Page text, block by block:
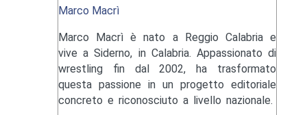
Marco Macrì
Marco Macrì è nato a Reggio Calabria e
vive a Siderno, in Calabria. Appassionato di
wrestling fin dal 2002, ha trasformato
questa passione in un progetto editoriale
concreto e riconosciuto a livello nazionale.